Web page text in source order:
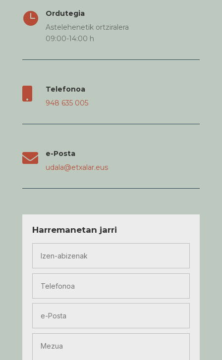

Ordutegia
Astelehenetik ortziralera
09:00-14:00 h
Telefonoa
948 635 005

e-Posta
udala@etxalar.eus
Harremanetan jarri